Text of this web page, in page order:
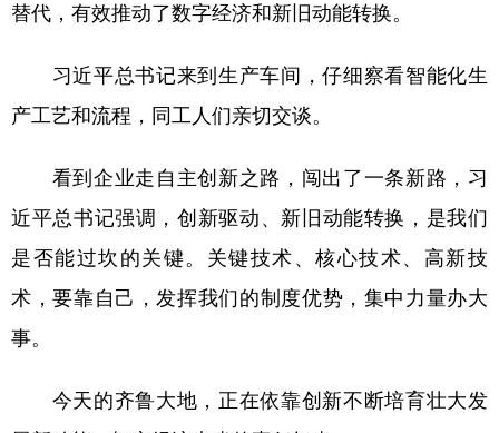
替代，有效推动了数字经济和新旧动能转换。
习近平总书记来到生产车间，仔细察看智能化生
产工艺和流程，同工人们亲切交谈。
看到企业走自主创新之路，闯出了一条新路，习
近平总书记强调，创新驱动、新旧动能转换，是我们
是否能过坎的关键。关键技术、核心技术、高新技
术，要靠自己，发挥我们的制度优势，集中力量办大
事。
今天的齐鲁大地，正在依靠创新不断培育壮大发